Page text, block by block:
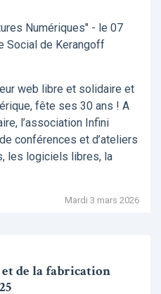
Numériques" - le 07
Social de Kerangoff
web libre et solidaire et
fête ses 30 ans ! A
l’association Infini
conférences et d’ateliers
les logiciels libres, la
Mardi 3 mars 2026
de la fabrication